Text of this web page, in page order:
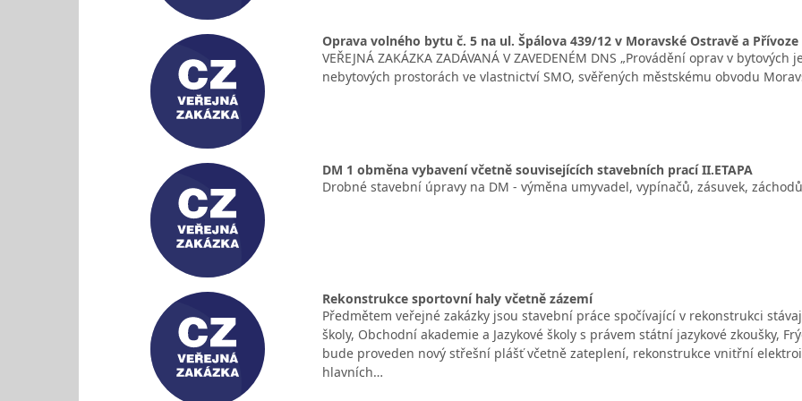
Oprava volného bytu č. 5 na ul. Špálova 439/12 v Moravské Ostravě a Přívoze
VEŘEJNÁ ZAKÁZKA ZADÁVANÁ V ZAVEDENÉM DNS „Provádění oprav v
nebytových prostorách ve vlastnictví SMO, svěřených městskému obvodu
DM 1 obměna vybavení včetně souvisejících stavebních prací II.ETAPA
Drobné stavební úpravy na DM - výměna umyvadel, vypínačů, zásuvek,
Rekonstrukce sportovní haly včetně zázemí
Předmětem veřejné zakázky jsou stavební práce spočívající v rekonstrukci
školy, Obchodní akademie a Jazykové školy s právem státní jazykové zkoušky,
bude proveden nový střešní plášť včetně zateplení, rekonstrukce vnitřní
hlavních…